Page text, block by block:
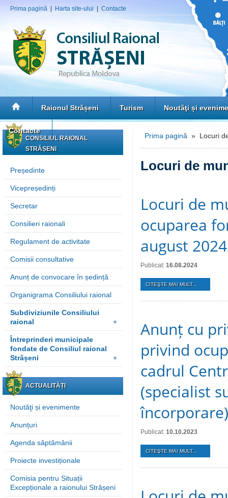
Prima pagină Harta site-ului Contacte
Raionul Strășeni Turism Noutăţi și
Contacte
CONSILIUL RAIONAL
STRĂȘENI
Președinte
Vicepreședinți
Secretar
Consilieri raionali
Regulament de activitate
Comisii consultative
Anunț de convocare în ședință
Organigrama Consiliului raional
Subdiviziunile Consiliului
raional
+
Întreprinderi municipale
fondate de Consiliul raional
Strășeni
+
ACTUALITĂȚI
Noutăţi și evenimente
Anunțuri
Agenda săptămânii
Proiecte investiționale
Comisia pentru Situații
Excepționale a raionului Strășeni
Prima pagină » Locuri
Locuri de
Locuri de
ocuparea
august 2024
Publicat: 16.08.2024
CITEŞTE MAI MULT...
Anunț cu
privind
cadrul
(specialist
încorporare)
Publicat: 10.10.2023
CITEŞTE MAI MULT...